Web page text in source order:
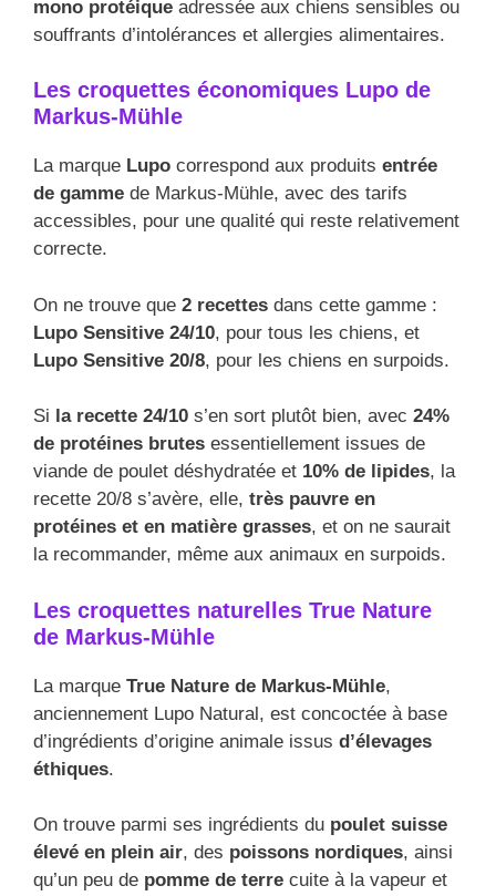
mono protéique adressée aux chiens sensibles ou
souffrants d’intolérances et allergies alimentaires.
Les croquettes économiques Lupo de
Markus-Mühle
La marque Lupo correspond aux produits entrée
de gamme de Markus-Mühle, avec des tarifs
accessibles, pour une qualité qui reste relativement
correcte.
On ne trouve que 2 recettes dans cette gamme :
Lupo Sensitive 24/10, pour tous les chiens, et
Lupo Sensitive 20/8, pour les chiens en surpoids.
Si la recette 24/10 s’en sort plutôt bien, avec 24%
de protéines brutes essentiellement issues de
viande de poulet déshydratée et 10% de lipides, la
recette 20/8 s’avère, elle, très pauvre en
protéines et en matière grasses, et on ne saurait
la recommander, même aux animaux en surpoids.
Les croquettes naturelles True Nature
de Markus-Mühle
La marque True Nature de Markus-Mühle,
anciennement Lupo Natural, est concoctée à base
d’ingrédients d’origine animale issus d’élevages
éthiques.
On trouve parmi ses ingrédients du poulet suisse
élevé en plein air, des poissons nordiques, ainsi
qu’un peu de pomme de terre cuite à la vapeur et